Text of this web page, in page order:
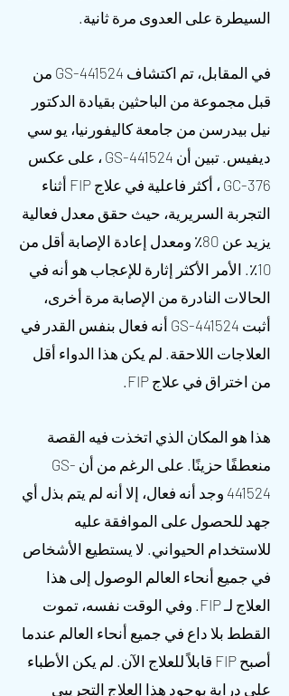
السيطرة على العدوى مرة ثانية.
في المقابل، تم اكتشاف GS-441524 من
قبل مجموعة من الباحثين بقيادة الدكتور
نيل بيدرسن من جامعة كاليفورنيا، يو سي
ديفيس. تبين أن GS-441524 ، على عكس
GC-376 ، أكثر فاعلية في علاج FIP أثناء
التجربة السريرية، حيث حقق معدل فعالية
يزيد عن 80٪ ومعدل إعادة الإصابة أقل من
10٪. الأمر الأكثر إثارة للإعجاب هو أنه في
الحالات النادرة من الإصابة مرة أخرى،
أثبت GS-441524 أنه فعال بنفس القدر في
العلاجات اللاحقة. لم يكن هذا الدواء أقل
من اختراق في علاج FIP.
هذا هو المكان الذي اتخذت فيه القصة
منعطفًا حزينًا. على الرغم من أن GS-
441524 وجد أنه فعال، إلا أنه لم يتم بذل أي
جهد للحصول على الموافقة عليه
للاستخدام الحيواني. لا يستطيع الأشخاص
في جميع أنحاء العالم الوصول إلى هذا
العلاج لـ FIP. وفي الوقت نفسه، تموت
القطط بلا داع في جميع أنحاء العالم عندما
أصبح FIP قابلاً للعلاج الآن. لم يكن الأطباء
على دراية بوجود هذا العلاج التجريبي